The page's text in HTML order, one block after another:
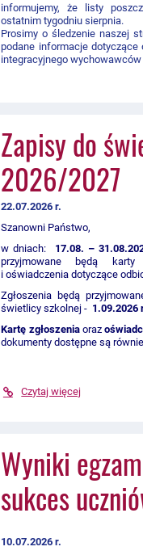
informujemy, że listy
ostatnim tygodniu sierpnia.
Prosimy o śledzenie naszej
podane informacje
integracyjnego
Zapisy do
2026/2027
22.07.2026 r.
Szanowni Państwo,
w dniach: 17.08. –
przyjmowane będą
i oświadczenia dotyczące
Zgłoszenia będą
świetlicy szkolnej - 1 .09.2026
Kartę zgłoszeniaoraz
dokumenty dostępne są
Czytaj więcej
Wyniki
sukces
10.07.2026 r.